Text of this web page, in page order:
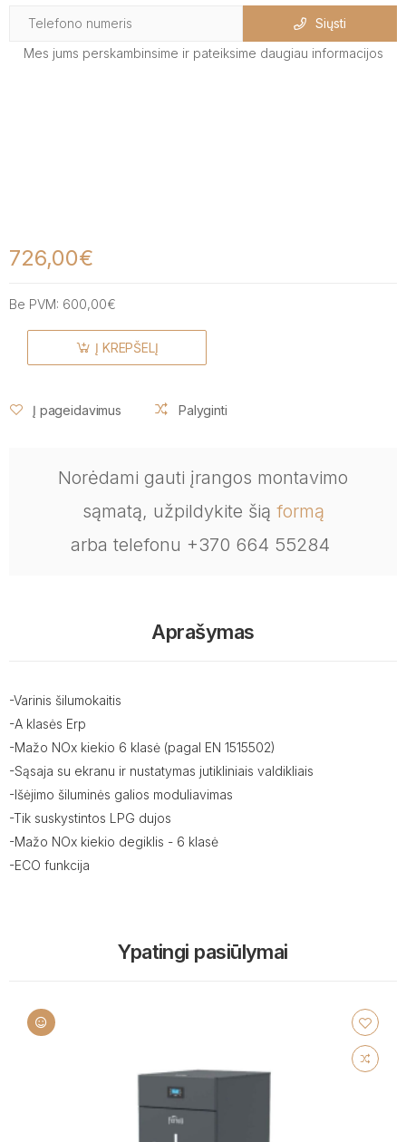
Siųsti
Mes jums perskambinsime ir pateiksime daugiau informacijos
726,00€
Be PVM: 600,00€
Į KREPŠELĮ
Į pageidavimus Palyginti
Norėdami gauti įrangos montavimo
sąmatą, užpildykite šią formą
arba telefonu +370 664 55284
Aprašymas
-Varinis šilumokaitis
-A klasės Erp
-Mažo NOx kiekio 6 klasė (pagal EN 1515502)
-Sąsaja su ekranu ir nustatymas jutikliniais valdikliais
-Išėjimo šiluminės galios moduliavimas
-Tik suskystintos LPG dujos
-Mažo NOx kiekio degiklis - 6 klasė
-ECO funkcija
Ypatingi pasiūlymai